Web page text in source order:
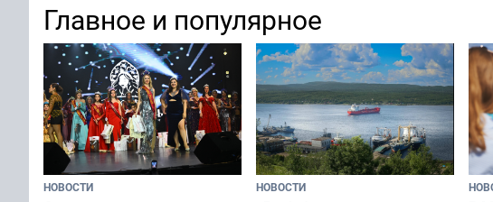
и вернуть свежий взгляд
без дорогих средств
современно и стильно без
переплат
Главное и популярное
НОВОСТИ НОВОСТИ